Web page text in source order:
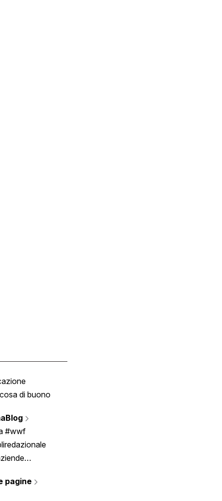
di buono
#wwf
pagine